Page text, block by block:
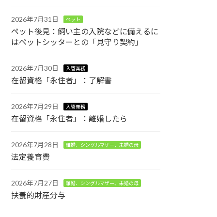
2026年7月31日 ペット
ペット後見：飼い主の入院などに備えるに
はペットシッターとの「見守り契約」
2026年7月30日 入管業務
在留資格「永住者」：了解書
2026年7月29日 入管業務
在留資格「永住者」：離婚したら
2026年7月28日 離婚、シングルマザー、未婚の母
法定養育費
2026年7月27日 離婚、シングルマザー、未婚の母
扶養的財産分与